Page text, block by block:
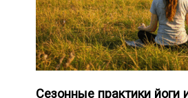
Сезонные практики